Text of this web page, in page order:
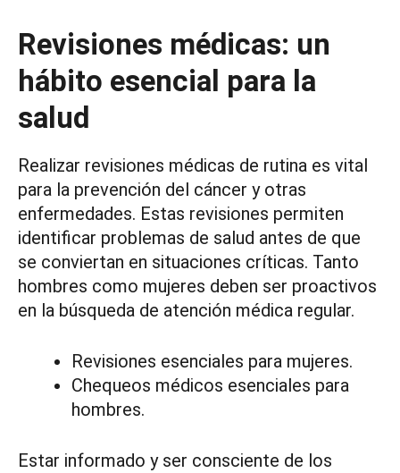
Revisiones médicas: un
hábito esencial para la
salud
Realizar revisiones médicas de rutina es vital
para la prevención del cáncer y otras
enfermedades. Estas revisiones permiten
identificar problemas de salud antes de que
se conviertan en situaciones críticas. Tanto
hombres como mujeres deben ser proactivos
en la búsqueda de atención médica regular.
Revisiones esenciales para mujeres.
Chequeos médicos esenciales para
hombres.
Estar informado y ser consciente de los